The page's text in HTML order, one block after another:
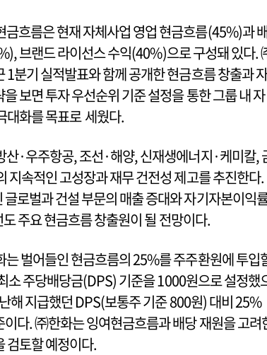
금흐름은 현재 자체사업 영업 현금흐름(45%)과
브랜드 라이선스 수익(40%)으로 구성돼 있다.
1분기 실적발표와 함께 공개한 현금흐름 창출과 자
보면 투자 우선순위 기준 설정을 통한 그룹 내 자
대화를 목표로 세웠다.
산·우주항공, 조선·해양, 신재생에너지·케미칼,
지속적인 고성장과 재무 건전성 제고를 추진한다.
글로벌과 건설 부문의 매출 증대와 자기자본이익
주요 현금흐름 창출원이 될 전망이다.
는 벌어들인 현금흐름의 25%를 주주환원에 투입
소 주당배당금(DPS) 기준을 1000원으로 설정했
해 지급했던 DPS(보통주 기준 800원) 대비 25%
이다. ㈜한화는 잉여현금흐름과 배당 재원을 고려
검토할 예정이다.